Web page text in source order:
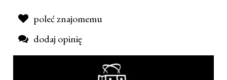
poleć znajomemu
dodaj opinię